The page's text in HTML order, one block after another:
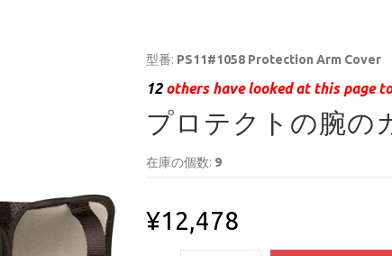
型番: PS11#1058 Protection Arm Cover
12others have looked at this page
プロテクトの腕の
在庫の個数: 9
¥12,478